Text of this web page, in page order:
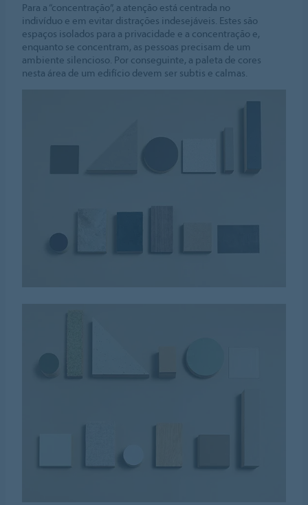
Para a “concentração”, a atenção está centrada no
indivíduo e em evitar distrações indesejáveis. Estes são
espaços isolados para a privacidade e a concentração e,
enquanto se concentram, as pessoas precisam de um
ambiente silencioso. Por conseguinte, a paleta de cores
nesta área de um edifício devem ser subtis e calmas.